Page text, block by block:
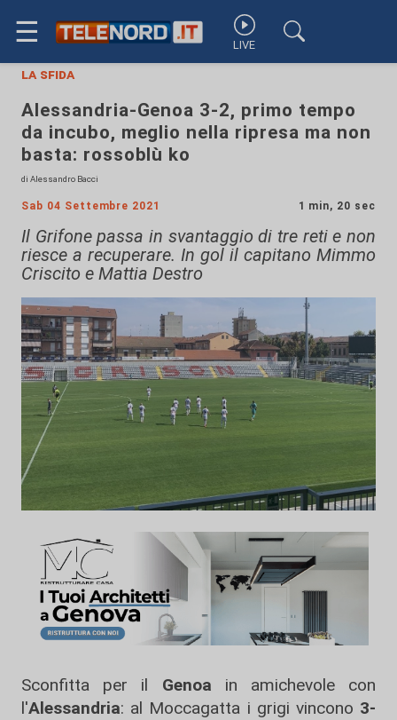
☰ LIVE
la sfida
Alessandria-Genoa 3-2, primo tempo
da incubo, meglio nella ripresa ma non
basta: rossoblù ko
di Alessandro Bacci
Sab 04 Settembre 2021 1 min, 20 sec
Il Grifone passa in svantaggio di tre reti e non
riesce a recuperare. In gol il capitano Mimmo
Criscito e Mattia Destro
Sconfitta per il Genoa in amichevole con
l'Alessandria: al Moccagatta i grigi vincono 3-